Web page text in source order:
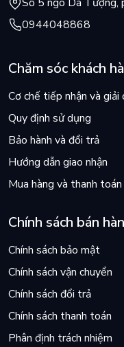
0944048868
Chăm sóc khách
Cơ chế tiếp nhận và
Quy định sử dụng
Bảo hành và đổi trả
Hướng dẫn giao nhận
Mua hàng và thanh toán
Chính sách bán
Chính sách bảo mật
Chính sách vận chuyển
Chính sách đổi trả
Chính sách thanh toán
Phân định trách nhiệm